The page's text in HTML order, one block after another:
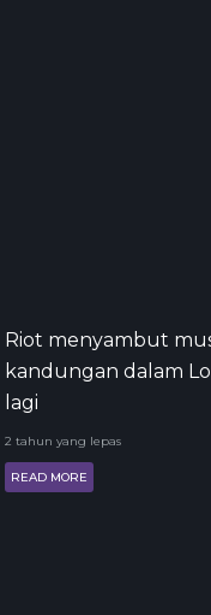
Riot menyambut
kandungan dalam
lagi
2 tahun yang lepas
READ MORE